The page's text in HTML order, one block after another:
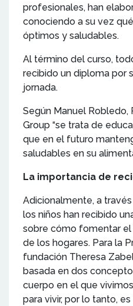
profesionales, han
conociendo a su vez
óptimos y saludables.
Al término del curso,
recibido un diploma por
jornada.
Según Manuel Robledo,
Group “se trata de
que en el futuro
saludables en su
La importancia de
Adicionalmente, a
los niños han recibido
sobre cómo fomentar
de los hogares. Para la
fundación Theresa
basada en dos
cuerpo en el que
para vivir, por lo tanto,